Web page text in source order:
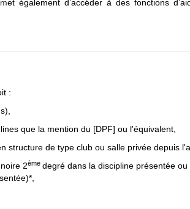
et également d’accéder à des fonctions
:
que la mention du [DPF] ou l'équivalent,
structure de type club ou salle privée depuis
2ème degré dans la discipline présentée ou